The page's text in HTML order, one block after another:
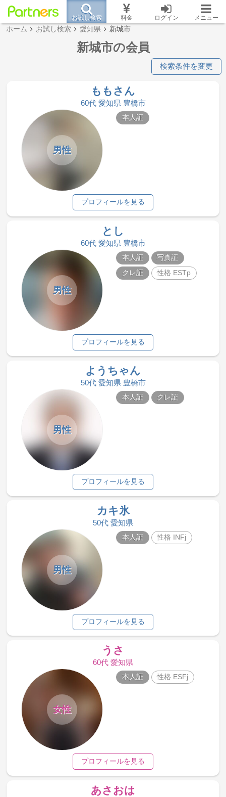
お試し検索 料金 ログイン メニュー
ホーム お試し検索 愛知県 新城市
新城市の会員
検索条件を変更
ももさん
60代 愛知県 豊橋市
男性
本人証
プロフィールを見る
とし
60代 愛知県 豊橋市
男性
本人証
写真証
クレ証
性格 ESTp
プロフィールを見る
ようちゃん
50代 愛知県 豊橋市
男性
本人証 クレ証
プロフィールを見る
カキ氷
50代 愛知県
男性
本人証 性格 INFj
プロフィールを見る
うさ
60代 愛知県
女性
本人証 性格 ESFj
プロフィールを見る
あさおは